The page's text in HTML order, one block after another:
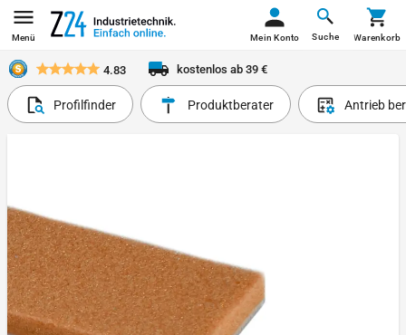
Menü Suche
Mein Konto Warenkorb
4.83 kostenlos ab 39 €
Profilfinder Produktberater Antrieb